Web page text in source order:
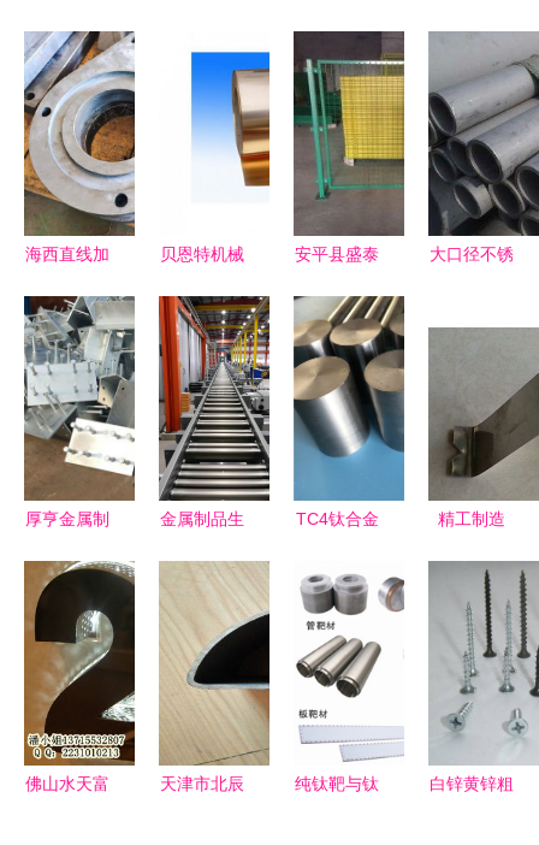
耕轴承钢材
与高品质特
种钢铁材料
销售
不锈钢制品
的市场选择
444、439
不锈钢管
江阴吉宇金
属制品的高
品质不锈钢
管材解决方
越品质 佛
山市雅尚金
属制品销售
7部高品质
特种钢铁材
料销售解析
海西直线加
铅砖单价解
析与高品质
特种钢铁材
料销售指南
贝恩特机械
从产品展示
到市场评
价，助您把
握金属制品
销售商机
安平县盛泰
销售部 专
业品质，构
筑安全防护
新标准
大口径不锈
析与无锡明
销售部供应
优势
厚亨金属制
区专业的预
埋钢板生产
与销售专家
金属制品生
送管道 为
何高品质特
种钢铁材料
是核心选择
TC4钛合金
售全解析
从材料特性
到市场应用
精工制造
种钢，一站
式高品质工
业材料与配
件解决方案
佛山水天富
天津市北辰
纯钛靶与钛
白锌黄锌粗